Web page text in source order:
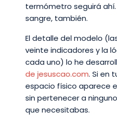
termómetro seguirá
sangre, también.
El detalle del modelo
veinte indicadores y la
cada uno) lo he
de jesuscao.com. Si en
espacio físico aparece
sin pertenecer a
que necesitabas.